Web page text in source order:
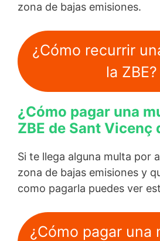
zona de bajas emisiones.
¿Cómo recurrir
la ZBE?
¿Cómo pagar una
ZBE de Sant Vicenç
Si te llega alguna multa por
zona de bajas emisiones y
como pagarla puedes ver
¿Cómo pagar una